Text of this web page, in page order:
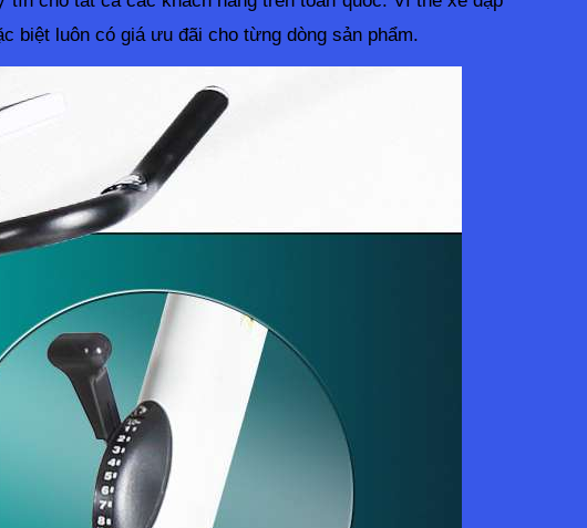
biệt luôn có giá ưu đãi cho từng dòng sản phẩm.